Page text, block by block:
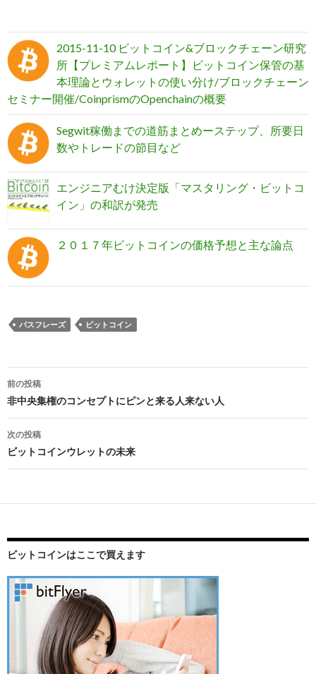
2015-11-10 ビットコイン&ブロックチェーン研究
所【プレミアムレポート】ビットコイン保管の基
本理論とウォレットの使い分け/ブロックチェーン
セミナー開催/CoinprismのOpenchainの概要
Segwit稼働までの道筋まとめーステップ、所要日
数やトレードの節目など
エンジニアむけ決定版「マスタリング・ビットコ
イン」の和訳が発売
２０１７年ビットコインの価格予想と主な論点
パスフレーズ ビットコイン
投
稿
ナ
ゲ
シ
ョ
ン
前の投稿
非中央集権のコンセプトにピンと来る人来ない人
次の投稿
ビットコインウレットの未来
ビットコインはここで買えます